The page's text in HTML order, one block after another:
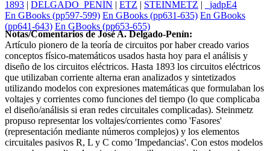
1893 | DELGADO_PENÍN | ETZ | STEINMETZ |
_jadpE4
En GBooks (pp597-599) En GBooks (pp631-635) En GBooks
(pp641-643) En GBooks (pp653-655)
Notas/Comentarios de José A. Delgado-Penín:
Artículo pionero de la teoría de circuitos por haber creado varios
conceptos físico-matemáticos usados hasta hoy para el análisis y
diseño de los circuitos eléctricos. Hasta 1893 los circuitos eléctricos
que utilizaban corriente alterna eran analizados y sintetizados
utilizando modelos con expresiones matemáticas que formulaban los
voltajes y corrientes como funciones del tiempo (lo que complicaba
el diseño/análisis si eran redes circuitales complicadas). Steinmetz
propuso representar los voltajes/corrientes como 'Fasores'
(representación mediante números complejos) y los elementos
circuitales pasivos R, L y C como 'Impedancias'. Con estos modelos